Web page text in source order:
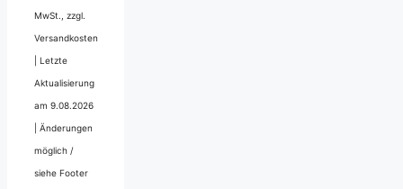
MwSt., zzgl.
Versandkosten
Letzte
Aktualisierung
am 9.08.2026
Änderungen
möglich /
siehe Footer